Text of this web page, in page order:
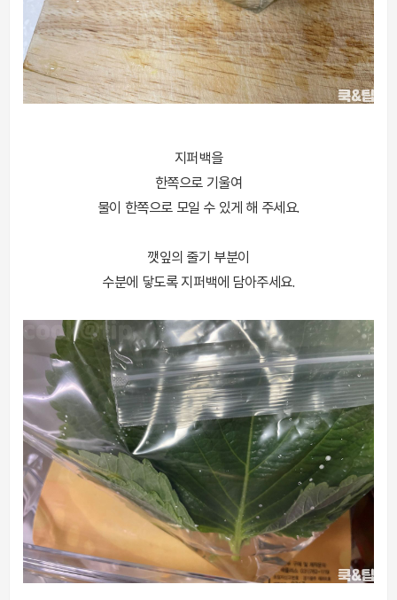
지퍼백을
한쪽으로 기울여
물이 한쪽으로 모일 수 있게 해 주세요.
깻잎의 줄기 부분이
수분에 닿도록 지퍼백에 담아주세요.